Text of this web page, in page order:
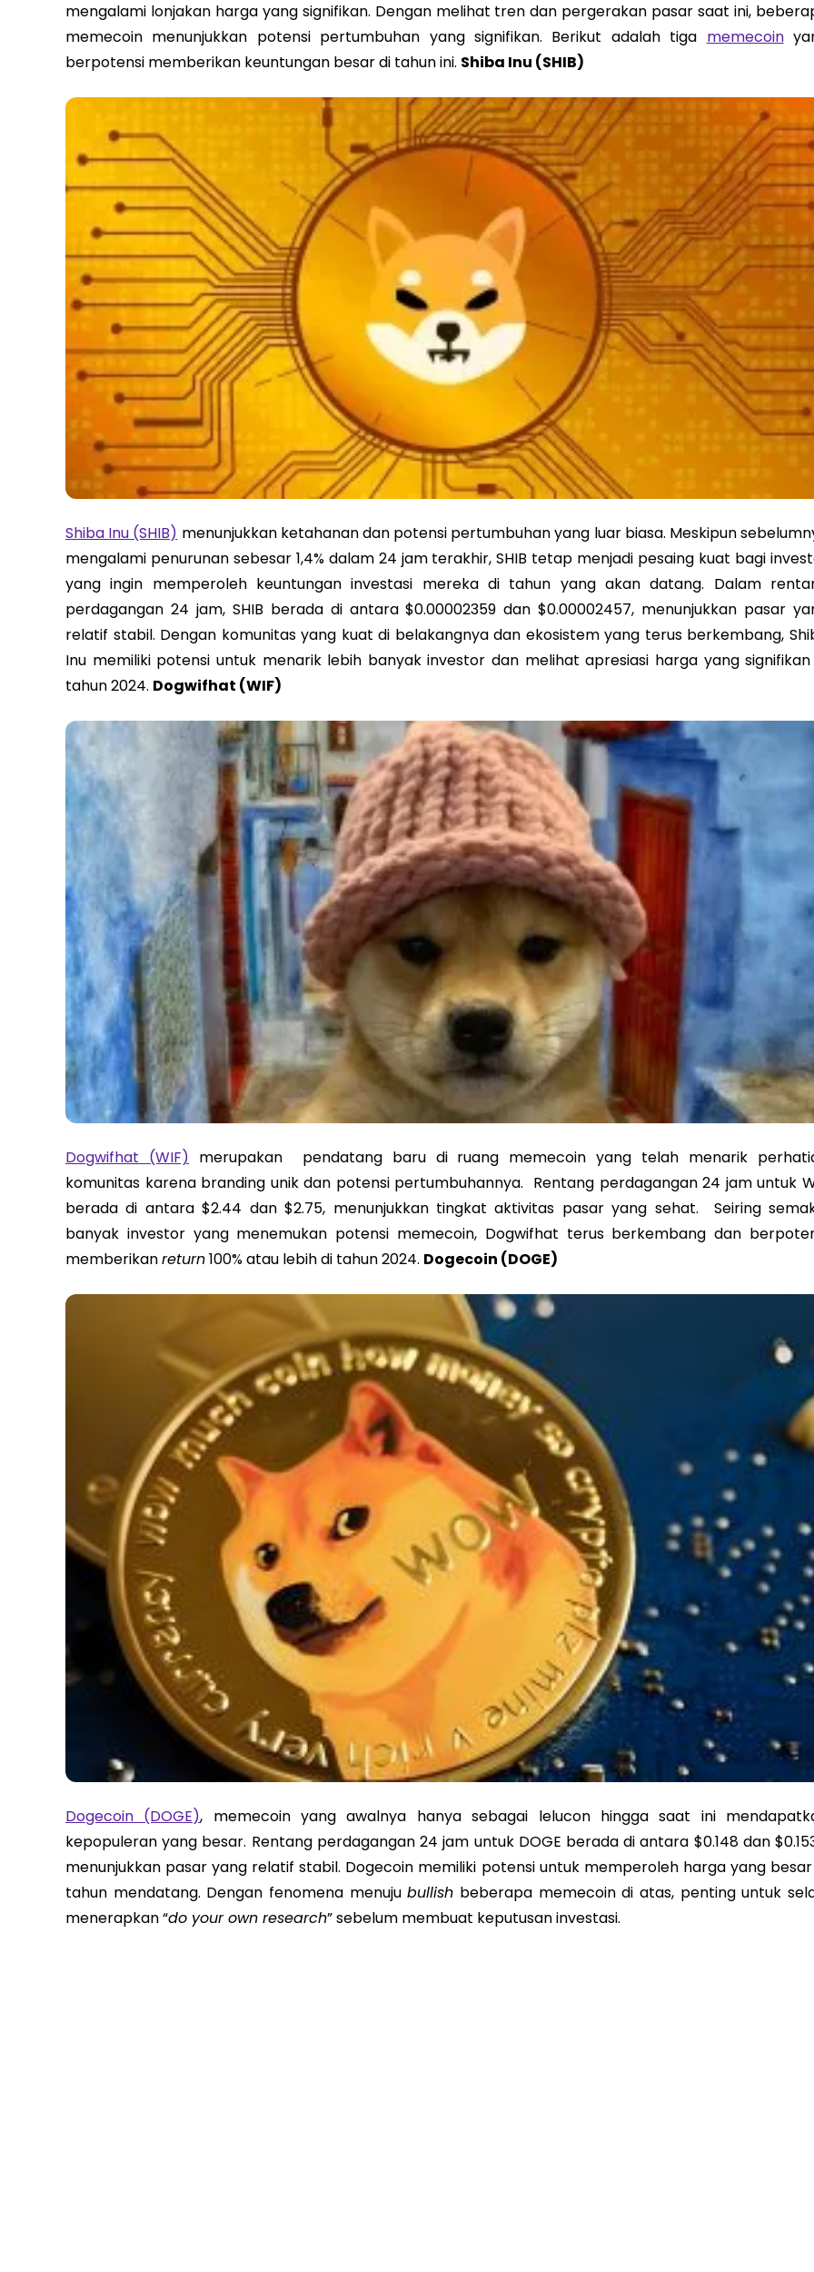
mengalami lonjakan harga yang signifikan. Dengan melihat tren dan pergerakan pasar saat ini,
memecoin menunjukkan potensi pertumbuhan yang signifikan. Berikut adalah tiga memecoin
berpotensi memberikan keuntungan besar di tahun ini. Shiba Inu (SHIB)
Shiba Inu (SHIB) menunjukkan ketahanan dan potensi pertumbuhan yang luar biasa. Meskipun
mengalami penurunan sebesar 1,4% dalam 24 jam terakhir, SHIB tetap menjadi pesaing kuat bagi
yang ingin memperoleh keuntungan investasi mereka di tahun yang akan datang. Dalam
perdagangan 24 jam, SHIB berada di antara $0.00002359 dan $0.00002457, menunjukkan pasar
relatif stabil. Dengan komunitas yang kuat di belakangnya dan ekosistem yang terus berkembang,
Inu memiliki potensi untuk menarik lebih banyak investor dan melihat apresiasi harga yang
tahun 2024. Dogwifhat (WIF)
Dogwifhat (WIF) merupakan pendatang baru di ruang memecoin yang telah menarik
komunitas karena branding unik dan potensi pertumbuhannya. Rentang perdagangan 24 jam untuk
berada di antara $2.44 dan $2.75, menunjukkan tingkat aktivitas pasar yang sehat. Seiring
banyak investor yang menemukan potensi memecoin, Dogwifhat terus berkembang dan
memberikanreturn100% atau lebih di tahun 2024. Dogecoin (DOGE)
Dogecoin (DOGE), memecoin yang awalnya hanya sebagai lelucon hingga saat ini
kepopuleran yang besar. Rentang perdagangan 24 jam untuk DOGE berada di antara $0.148 dan
menunjukkan pasar yang relatif stabil. Dogecoin memiliki potensi untuk memperoleh harga yang
tahun mendatang. Dengan fenomena menujubullish beberapa memecoin di atas, penting untuk
menerapkan “do your own research” sebelum membuat keputusan investasi.